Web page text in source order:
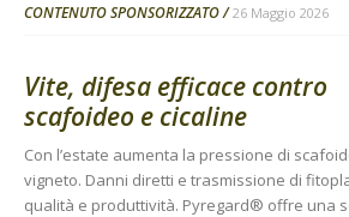
CONTENUTO SPONSORIZZATO 26 Maggio 2026
Vite, difesa efficace contro
scafoideo e cicaline
Con l’estate aumenta la pressione di
vigneto. Danni diretti e trasmissione di
qualità e produttività. Pyregard® offre una